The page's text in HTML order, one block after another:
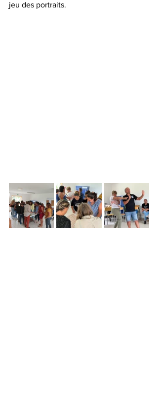
jeu des portraits.